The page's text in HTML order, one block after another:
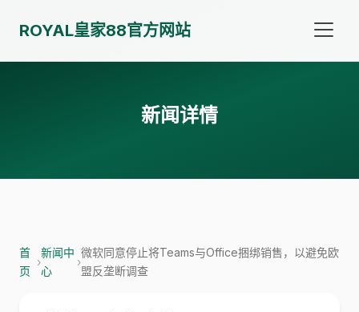
ROYAL皇家88官方网站
新闻详情
首
页
›
新闻中
心
›
微软同意停止将Teams与Office捆绑销售，以避免欧
盟反垄断调查